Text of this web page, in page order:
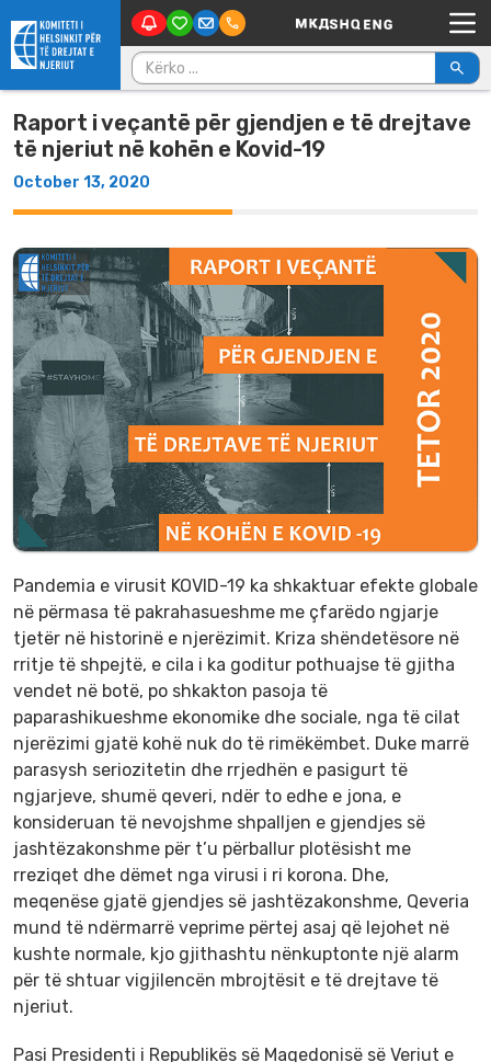
Skip to content Main Navigation
Kërko për:
Raport i veçantë për gjendjen e të drejtave
të njeriut në kohën e Kovid-19
October 13, 2020
Pandemia e virusit KOVID-19 ka shkaktuar efekte globale
në përmasa të pakrahasueshme me çfarëdo ngjarje
tjetër në historinë e njerëzimit. Kriza shëndetësore në
rritje të shpejtë, e cila i ka goditur pothuajse të gjitha
vendet në botë, po shkakton pasoja të
paparashikueshme ekonomike dhe sociale, nga të cilat
njerëzimi gjatë kohë nuk do të rimëkëmbet. Duke marrë
parasysh seriozitetin dhe rrjedhën e pasigurt të
ngjarjeve, shumë qeveri, ndër to edhe e jona, e
konsideruan të nevojshme shpalljen e gjendjes së
jashtëzakonshme për t’u përballur plotësisht me
rreziqet dhe dëmet nga virusi i ri korona. Dhe,
meqenëse gjatë gjendjes së jashtëzakonshme, Qeveria
mund të ndërmarrë veprime përtej asaj që lejohet në
kushte normale, kjo gjithashtu nënkuptonte një alarm
për të shtuar vigjilencën mbrojtësit e të drejtave të
njeriut.
Pasi Presidenti i Republikës së Maqedonisë së Veriut e